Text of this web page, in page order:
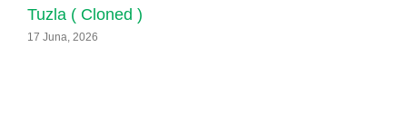
Tuzla ( Cloned )
17 Juna, 2026